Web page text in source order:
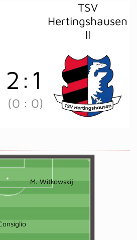
TSV
Hertingshausen
II
2 : 1
(0 : 0)
M. Witkowskij